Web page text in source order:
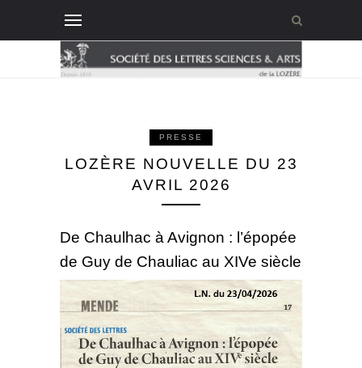
PRESSE
LOZÈRE NOUVELLE DU 23
AVRIL 2026
De Chaulhac à Avignon : l’épopée
de Guy de Chauliac au XIVe siècle